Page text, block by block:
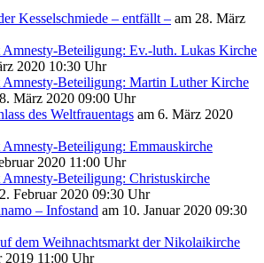
Kesselschmiede – entfällt – am 28. März
Amnesty-Beteiligung: Ev.-luth. Lukas Kirche
2020 10:30 Uhr
Amnesty-Beteiligung: Martin Luther Kirche
März 2020 09:00 Uhr
des Weltfrauentags am 6. März 2020
Amnesty-Beteiligung: Emmauskirche
2020 11:00 Uhr
Amnesty-Beteiligung: Christuskirche
Februar 2020 09:30 Uhr
– Infostand am 10. Januar 2020 09:30
dem Weihnachtsmarkt der Nikolaikirche
2019 11:00 Uhr